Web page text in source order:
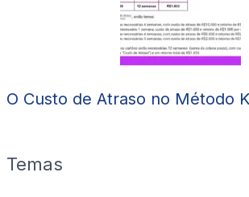
O Custo de Atraso no Método
Temas